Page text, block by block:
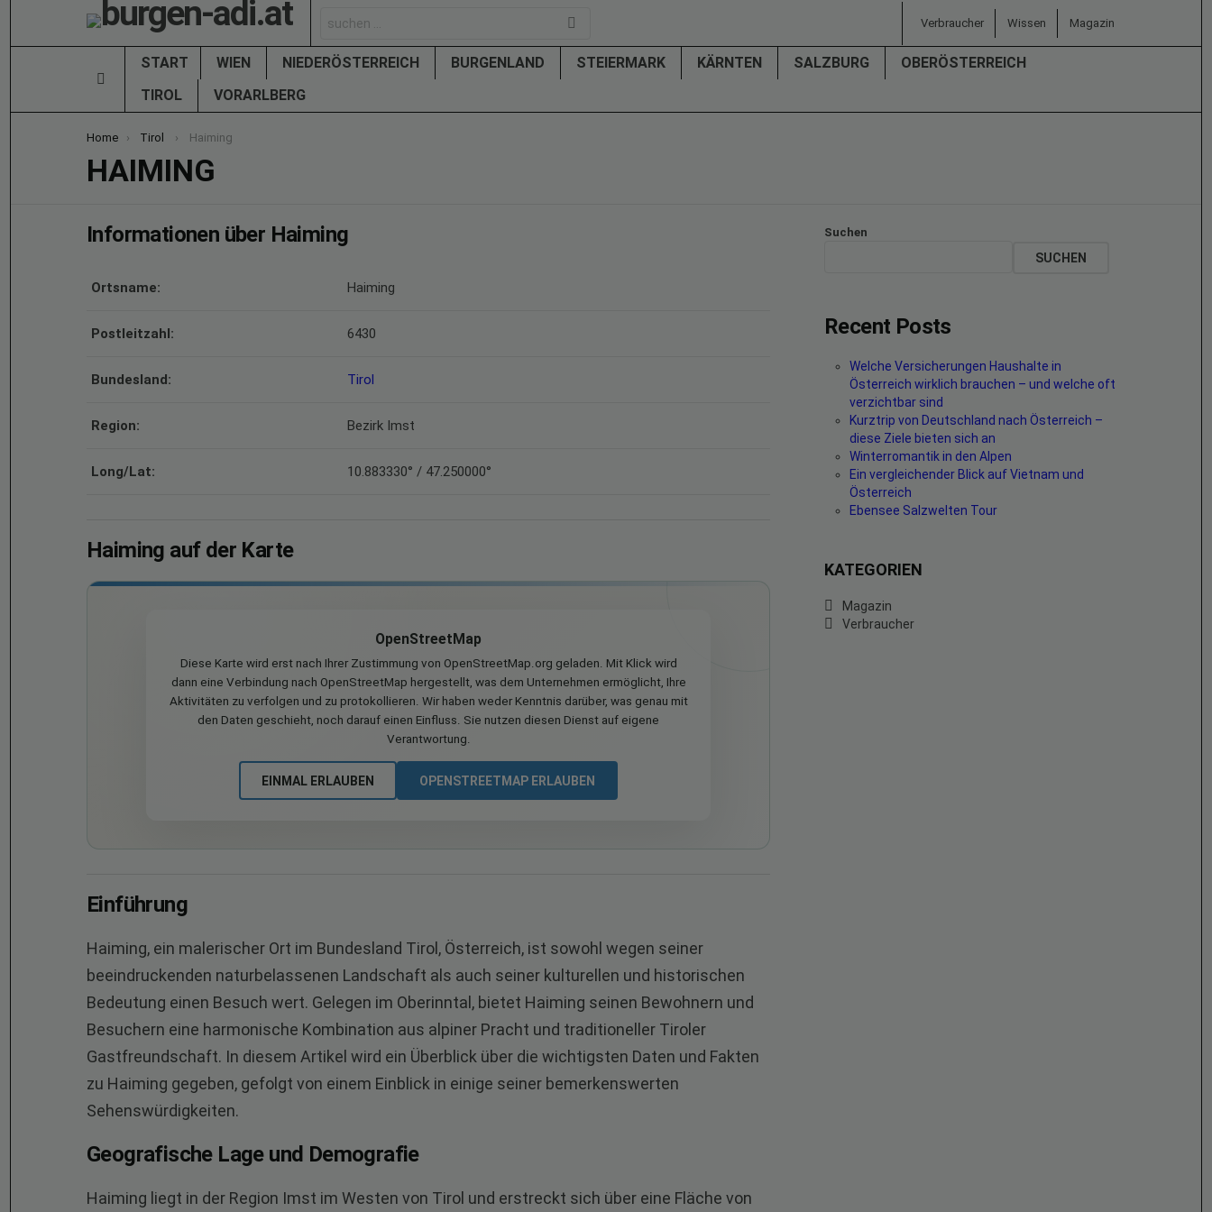
for:
Verbraucher Wissen Magazin
START WIEN NIEDERÖSTERREICH BURGENLAND STEIERMARK KÄRNTEN SALZBURG
OBERÖSTERREICH
TIROL
VORARLBERG
You are here:
Home Tirol Haiming
HAIMING
Informationen über Haiming
Ortsname: Haiming
Postleitzahl: 6430
Bundesland: Tirol
Region: Bezirk Imst
Long/Lat: 10.883330° / 47.250000°
Haiming auf der Karte
OpenStreetMap
Diese Karte wird erst nach Ihrer Zustimmung von OpenStreetMap.org geladen. Mit Klick wird
dann eine Verbindung nach OpenStreetMap hergestellt, was dem Unternehmen ermöglicht, Ihre
Aktivitäten zu verfolgen und zu protokollieren. Wir haben weder Kenntnis darüber, was genau mit
den Daten geschieht, noch darauf einen Einfluss. Sie nutzen diesen Dienst auf eigene
Verantwortung.
EINMAL ERLAUBEN OPENSTREETMAP ERLAUBEN
Einführung
Haiming, ein malerischer Ort im Bundesland Tirol, Österreich, ist sowohl wegen seiner
beeindruckenden naturbelassenen Landschaft als auch seiner kulturellen und historischen
Bedeutung einen Besuch wert. Gelegen im Oberinntal, bietet Haiming seinen Bewohnern und
Besuchern eine harmonische Kombination aus alpiner Pracht und traditioneller Tiroler
Gastfreundschaft. In diesem Artikel wird ein Überblick über die wichtigsten Daten und Fakten
zu Haiming gegeben, gefolgt von einem Einblick in einige seiner bemerkenswerten
Sehenswürdigkeiten.
Geografische Lage und Demografie
Haiming liegt in der Region Imst im Westen von Tirol und erstreckt sich über eine Fläche von
Suchen
SUCHEN
Recent Posts
Welche Versicherungen Haushalte in
Österreich wirklich brauchen – und welche oft
verzichtbar sind
Kurztrip von Deutschland nach Österreich –
diese Ziele bieten sich an
Winterromantik in den Alpen
Ein vergleichender Blick auf Vietnam und
Österreich
Ebensee Salzwelten Tour
KATEGORIEN
Magazin
Verbraucher